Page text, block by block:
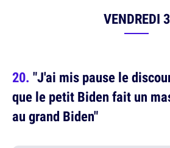
VENDREDI 3
"J'ai mis pause le
que le petit Biden fait un
au grand Biden"